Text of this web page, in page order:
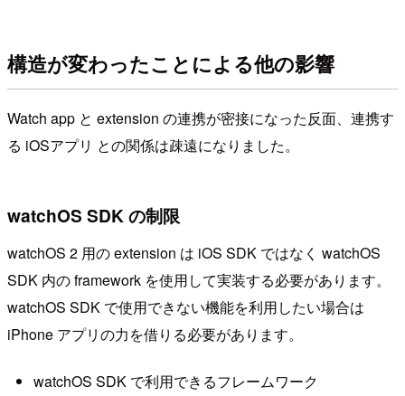
構造が変わったことによる他の影響
Watch app と extension の連携が密接になった反面、連携す
る iOSアプリ との関係は疎遠になりました。
watchOS SDK の制限
watchOS 2 用の extension は iOS SDK ではなく watchOS
SDK 内の framework を使用して実装する必要があります。
watchOS SDK で使用できない機能を利用したい場合は
iPhone アプリの力を借りる必要があります。
watchOS SDK で利用できるフレームワーク